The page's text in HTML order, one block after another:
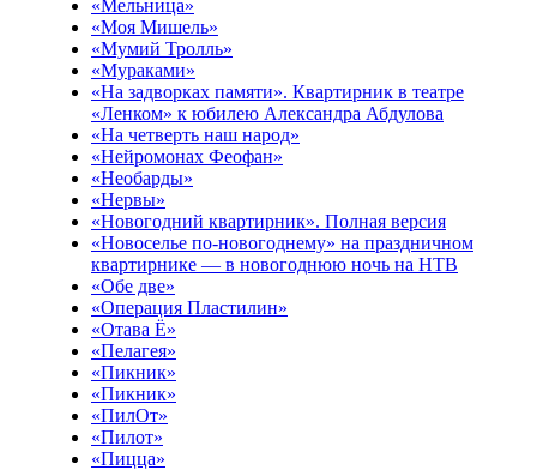
«Мельница»
«Моя Мишель»
«Мумий Тролль»
«Мураками»
«На задворках памяти». Квартирник в театре
«Ленком» к юбилею Александра Абдулова
«На четверть наш народ»
«Нейромонах Феофан»
«Необарды»
«Нервы»
«Новогодний квартирник». Полная версия
«Новоселье по-новогоднему» на праздничном
квартирнике — в новогоднюю ночь на НТВ
«Обе две»
«Операция Пластилин»
«Отава Ё»
«Пелагея»
«Пикник»
«Пикник»
«ПилОт»
«Пилот»
«Пицца»